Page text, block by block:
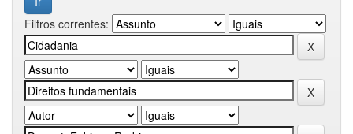
Filtros correntes: